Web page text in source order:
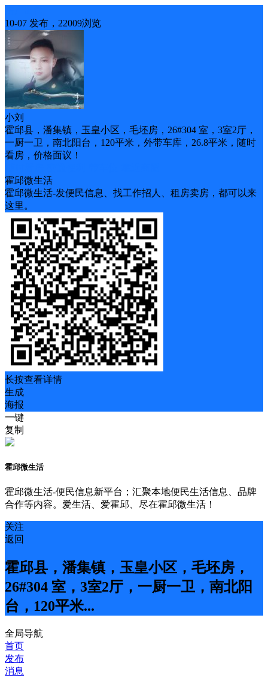
10-07 发布，22009浏览
小刘
霍邱县，潘集镇，玉皇小区，毛坯房，26#304 室，3室2厅，
一厨一卫，南北阳台，120平米，外带车库，26.8平米，随时
看房，价格面议！
霍邱微生活
霍邱微生活-发便民信息、找工作招人、租房卖房，都可以来
这里。
长按查看详情
生成
海报
一键
复制
霍邱微生活
霍邱微生活-便民信息新平台；汇聚本地便民生活信息、品牌
合作等内容。爱生活、爱霍邱、尽在霍邱微生活！
关注
返回
霍邱县，潘集镇，玉皇小区，毛坯房，
26#304 室，3室2厅，一厨一卫，南北阳
台，120平米...
全局导航
首页
发布
消息